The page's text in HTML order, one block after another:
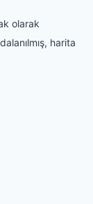
olarak
harita